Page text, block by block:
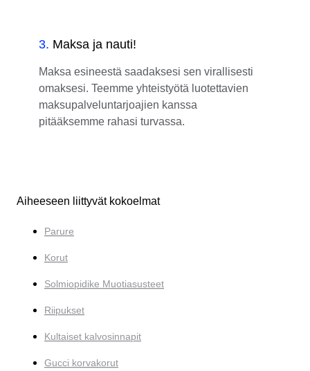
3. Maksa ja nauti!
Maksa esineestä saadaksesi sen virallisesti
omaksesi. Teemme yhteistyötä luotettavien
maksupalveluntarjoajien kanssa
pitääksemme rahasi turvassa.
Aiheeseen liittyvät kokoelmat
Parure
Korut
Solmiopidike Muotiasusteet
Riipukset
Kultaiset kalvosinnapit
Gucci korvakorut